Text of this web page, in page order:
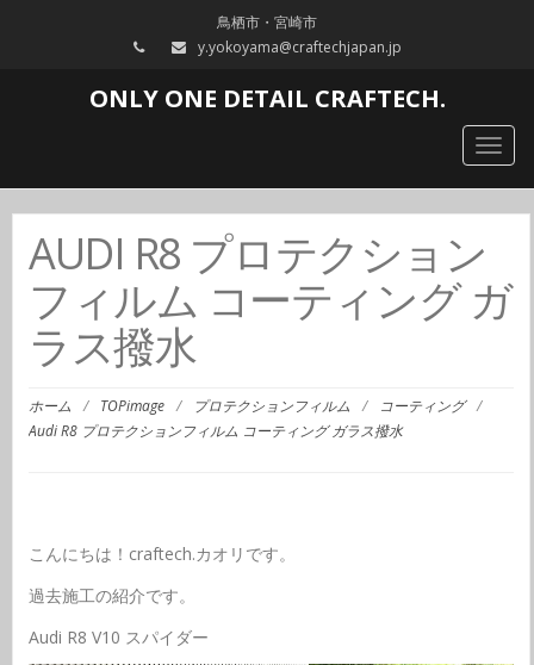
鳥栖市・宮崎市
y.yokoyama@craftechjapan.jp
ONLY ONE DETAIL CRAFTECH.
AUDI R8 プロテクション
フィルム コーティング ガ
ラス撥水
ホーム / TOPimage / プロテクションフィルム / コーティング /
Audi R8 プロテクションフィルム コーティング ガラス撥水
こんにちは！craftech.カオリです。
過去施工の紹介です。
Audi R8 V10 スパイダー